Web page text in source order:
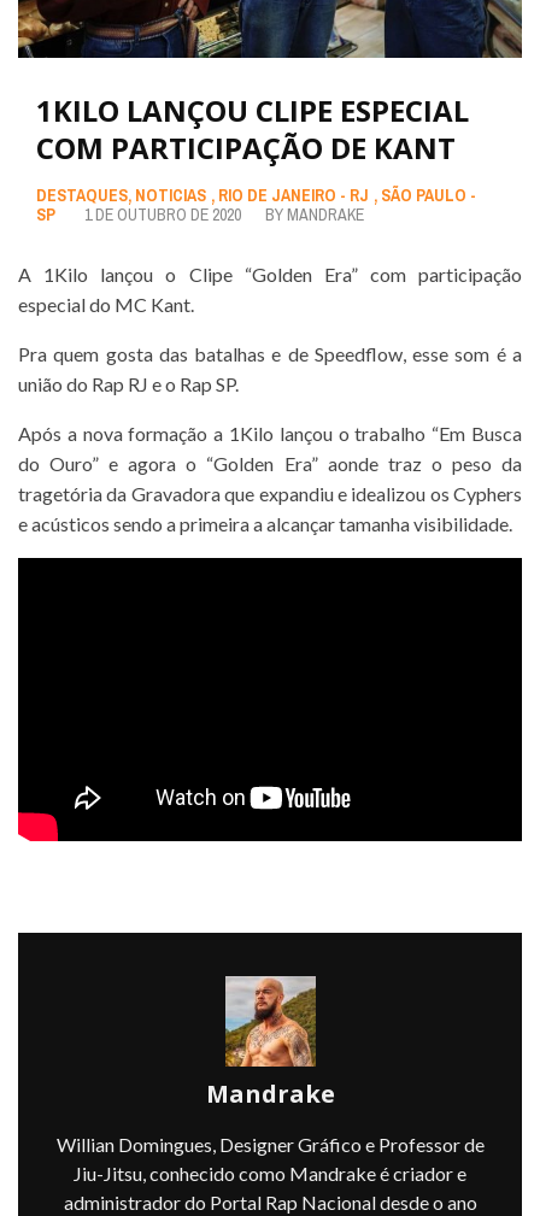
1KILO LANÇOU CLIPE ESPECIAL
COM PARTICIPAÇÃO DE KANT
DESTAQUES, NOTICIAS , RIO DE JANEIRO - RJ , SÃO PAULO -
SP
1 DE OUTUBRO DE 2020 BY MANDRAKE
A 1Kilo lançou o Clipe “Golden Era” com participação
especial do MC Kant.
Pra quem gosta das batalhas e de Speedflow, esse som é a
união do Rap RJ e o Rap SP.
Após a nova formação a 1Kilo lançou o trabalho “Em Busca
do Ouro” e agora o “Golden Era” aonde traz o peso da
tragetória da Gravadora que expandiu e idealizou os Cyphers
e acústicos sendo a primeira a alcançar tamanha visibilidade.
Mandrake
Willian Domingues, Designer Gráfico e Professor de
Jiu-Jitsu, conhecido como Mandrake é criador e
administrador do Portal Rap Nacional desde o ano